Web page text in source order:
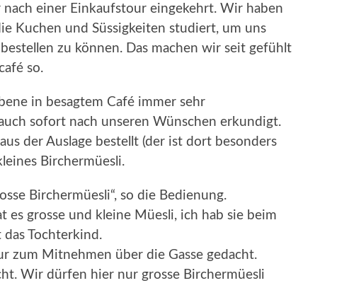
nach einer Einkaufstour eingekehrt. Wir haben
Kuchen und Süssigkeiten studiert, um uns
zu können. Das machen wir seit gefühlt
so.
in besagtem Café immer sehr
sofort nach unseren Wünschen erkundigt.
der Auslage bestellt (der ist dort besonders
Birchermüesli.
Birchermüesli“, so die Bedienung.
es grosse und kleine Müesli, ich hab sie beim
das Tochterkind.
zum Mitnehmen über die Gasse gedacht.
Wir dürfen hier nur grosse Birchermüesli